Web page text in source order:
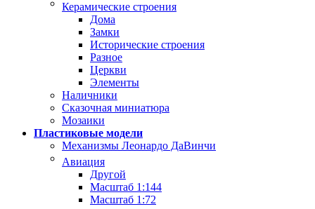
Керамические строения
Дома
Замки
Исторические строения
Разное
Церкви
Элементы
Наличники
Сказочная миниатюра
Мозаики
Пластиковые модели
Механизмы Леонардо ДаВинчи
Авиация
Другой
Масштаб 1:144
Масштаб 1:72